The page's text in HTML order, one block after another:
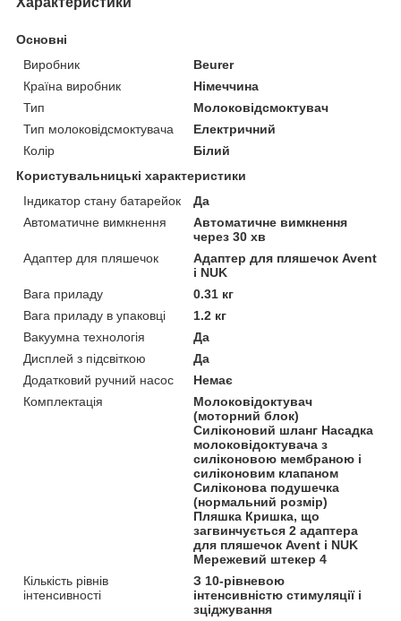
Основні
Виробник
Beurer
Країна виробник
Німеччина
Тип
Молоковідсмоктувач
Тип молоковідсмоктувача
Електричний
Колір
Білий
Користувальницькі характеристики
Індикатор стану батарейок
Да
Автоматичне вимкнення
Автоматичне вимкнення
через 30 хв
Адаптер для пляшечок
Адаптер для пляшечок Avent
і NUK
Вага приладу
0.31 кг
Вага приладу в упаковці
1.2 кг
Вакуумна технологія
Да
Дисплей з підсвіткою
Да
Додатковий ручний насос
Немає
Комплектація
Молоковідоктувач
(моторний блок)
Силіконовий шланг Насадка
молоковідоктувача з
силіконовою мембраною і
силіконовим клапаном
Силіконова подушечка
(нормальний розмір)
Пляшка Кришка, що
загвинчується 2 адаптера
для пляшечок Avent і NUK
Мережевий штекер 4
Кількість рівнів
інтенсивності
З 10-рівневою
інтенсивністю стимуляції і
зціджування